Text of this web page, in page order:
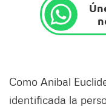
Como Anibal
identificada la